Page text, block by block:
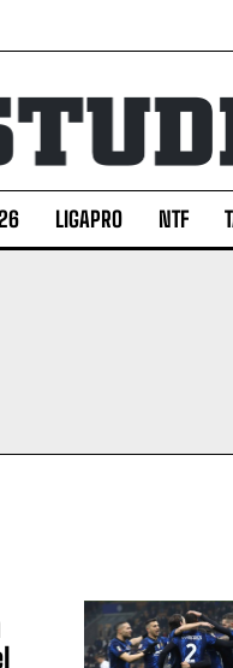
LIGAPRO NTF